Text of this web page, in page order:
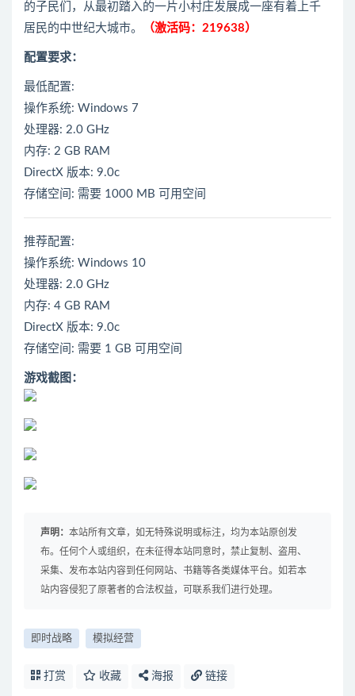
的子民们，从最初踏入的一片小村庄发展成一座有着上千
居民的中世纪大城市。
（激活码：219638）
配置要求：
最低配置:
操作系统: Windows 7
处理器: 2.0 GHz
内存: 2 GB RAM
DirectX 版本: 9.0c
存储空间: 需要 1000 MB 可用空间
推荐配置:
操作系统: Windows 10
处理器: 2.0 GHz
内存: 4 GB RAM
DirectX 版本: 9.0c
存储空间: 需要 1 GB 可用空间
游戏截图：
声明： 本站所有文章，如无特殊说明或标注，均为本站原创发
布。任何个人或组织，在未征得本站同意时，禁止复制、盗用、
采集、发布本站内容到任何网站、书籍等各类媒体平台。如若本
站内容侵犯了原著者的合法权益，可联系我们进行处理。
即时战略 模拟经营
打赏 收藏 海报 链接